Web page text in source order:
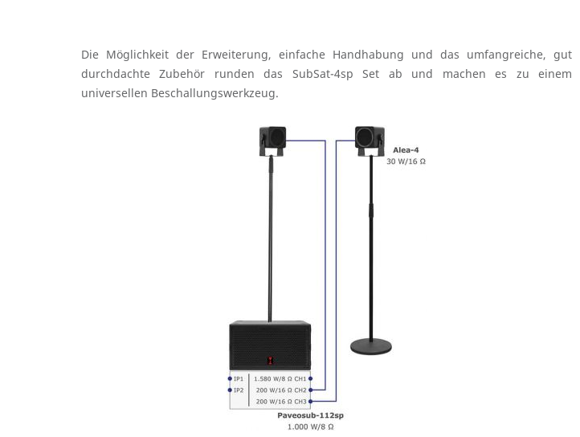
Die Möglichkeit der Erweiterung, einfache Handhabung und das umfangreiche, gut
durchdachte Zubehör runden das SubSat-4sp Set ab und machen es zu einem
universellen Beschallungswerkzeug.